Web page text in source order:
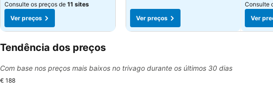
Consulte os preços de 11 sites
Ver preços
Ver preços
Consulte
Ver
Tendência dos preços
Com base nos preços mais baixos no trivago durante os últimos 30 dias
€ 188